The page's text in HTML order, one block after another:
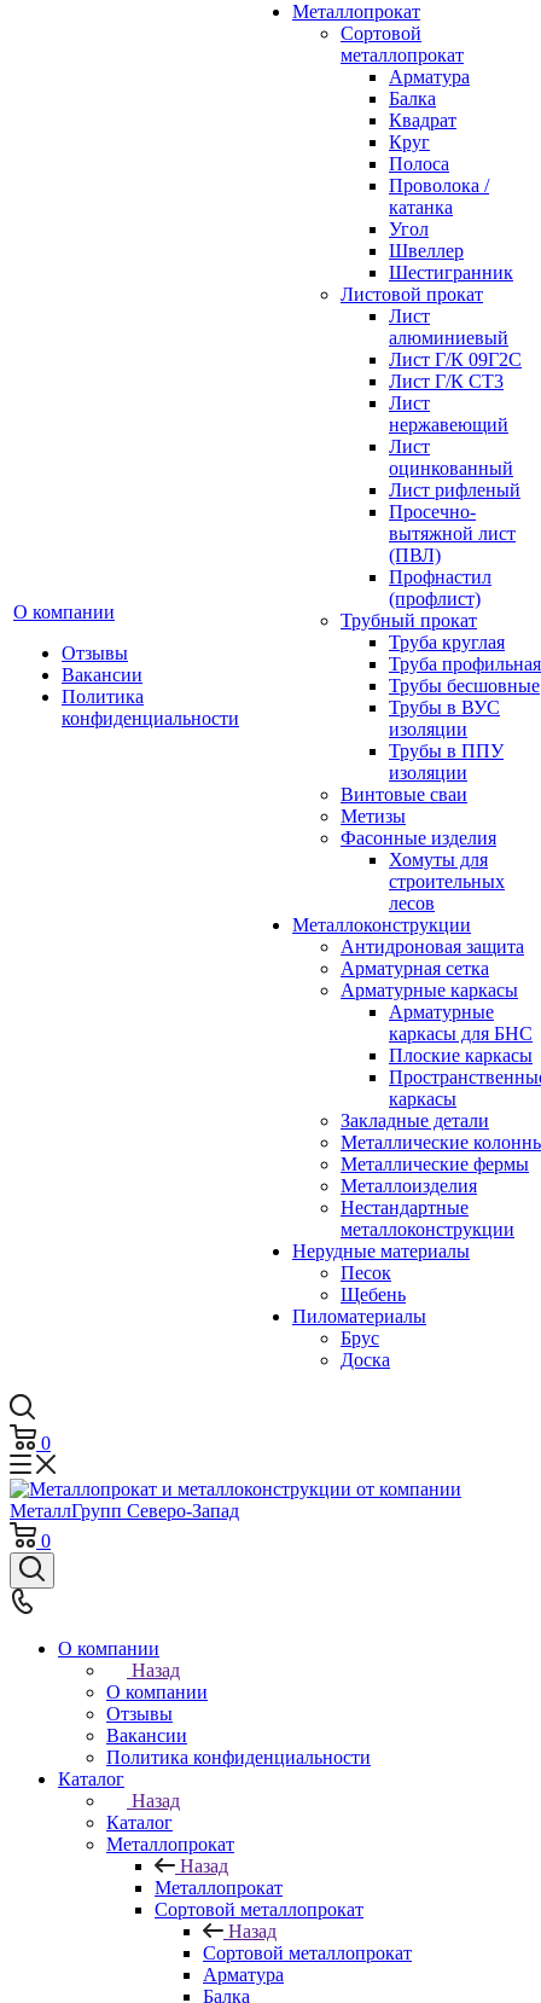
О компании
Отзывы
Вакансии
Политика
конфиденциальности
Металлопрокат
Сортовой
металлопрокат
Арматура
Балка
Квадрат
Круг
Полоса
Проволока /
катанка
Угол
Швеллер
Шестигранник
Листовой прокат
Лист
алюминиевый
Лист Г/К 09Г2С
Лист Г/К СТ3
Лист
нержавеющий
Лист
оцинкованный
Лист рифленый
Просечно-
вытяжной лист
(ПВЛ)
Профнастил
(профлист)
Трубный прокат
Труба круглая
Труба профильная
Трубы бесшовные
Трубы в ВУС
изоляции
Трубы в ППУ
изоляции
Винтовые сваи
Метизы
Фасонные изделия
Хомуты для
строительных
лесов
Металлоконструкции
Антидроновая защита
Арматурная сетка
Арматурные каркасы
Арматурные
каркасы для БНС
Плоские каркасы
каркасы
Закладные детали
Металлические
Металлические фермы
Металлоизделия
Нестандартные
металлоконструкции
Нерудные материалы
Песок
Щебень
Пиломатериалы
Брус
Доска
0
0
О компании
Назад
О компании
Отзывы
Вакансии
Политика конфиденциальности
Каталог
Назад
Каталог
Металлопрокат
Назад
Металлопрокат
Сортовой металлопрокат
Назад
Сортовой металлопрокат
Арматура
Балка